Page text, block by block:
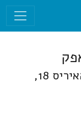
הקמת 11 יח"ד במבנה אחד בהאיריס 18,